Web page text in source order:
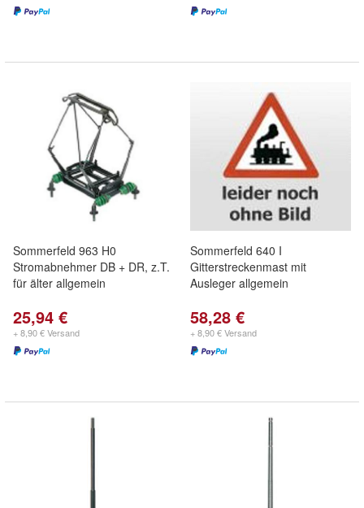
Sommerfeld 963 H0
Stromabnehmer DB + DR, z.T.
für älter allgemein
25,94 €
+ 8,90 € Versand
Sommerfeld 640 I
Gitterstreckenmast mit
Ausleger allgemein
58,28 €
+ 8,90 € Versand